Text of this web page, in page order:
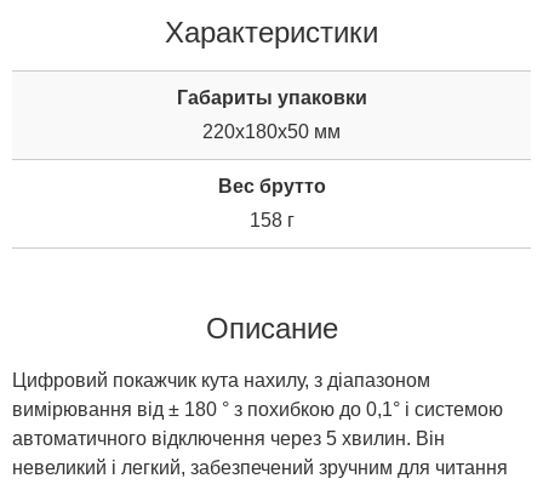
Характеристики
Габариты упаковки
220x180x50 мм
Вес брутто
158 г
Описание
Цифровий покажчик кута нахилу, з діапазоном
вимірювання від ± 180 ° з похибкою до 0,1° і системою
автоматичного відключення через 5 хвилин. Він
невеликий і легкий, забезпечений зручним для читання